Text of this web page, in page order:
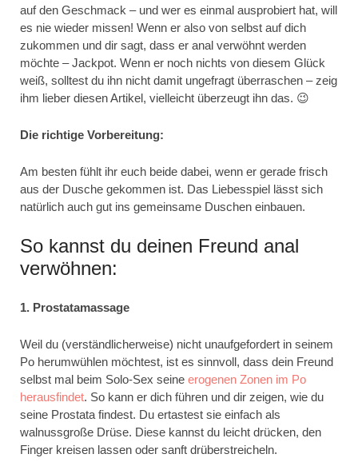
auf den Geschmack – und wer es einmal ausprobiert hat, will
es nie wieder missen! Wenn er also von selbst auf dich
zukommen und dir sagt, dass er anal verwöhnt werden
möchte – Jackpot. Wenn er noch nichts von diesem Glück
weiß, solltest du ihn nicht damit ungefragt überraschen – zeig
ihm lieber diesen Artikel, vielleicht überzeugt ihn das. 😉
Die richtige Vorbereitung:
Am besten fühlt ihr euch beide dabei, wenn er gerade frisch
aus der Dusche gekommen ist. Das Liebesspiel lässt sich
natürlich auch gut ins gemeinsame Duschen einbauen.
So kannst du deinen Freund anal
verwöhnen:
1. Prostatamassage
Weil du (verständlicherweise) nicht unaufgefordert in seinem
Po herumwühlen möchtest, ist es sinnvoll, dass dein Freund
selbst mal beim Solo-Sex seine erogenen Zonen im Po
herausfindet. So kann er dich führen und dir zeigen, wie du
seine Prostata findest. Du ertastest sie einfach als
walnussgroße Drüse. Diese kannst du leicht drücken, den
Finger kreisen lassen oder sanft drüberstreicheln.